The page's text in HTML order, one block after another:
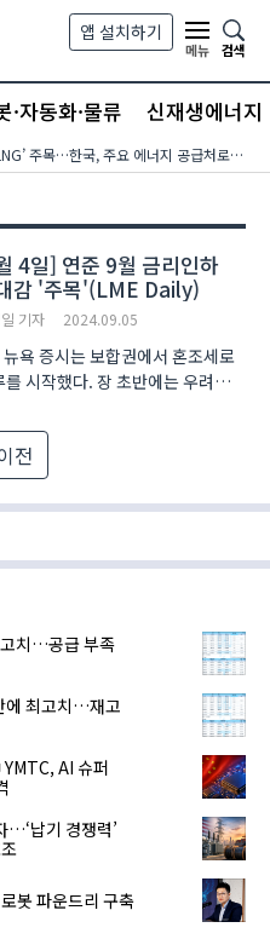
앱 설치하기
메뉴
검색
·자동화·물류 신재생에너지
[09:05] 지정학 위기 속 ‘북미 LNG’ 주목…한국, 주요 에너지 공급처로 확보해야
4일] 연준 9월 금리인하
감 '주목'(LME Daily)
기자 2024.09.05
욕 증시는 보합권에서 혼조세로
작했다. 장 초반에는 우려가
후 법무부에서 그간 증시 호황을
던 AAII 섹터의 선두주자인
아에 대해 반독점 혐의로 조사를
한다는 소식이..
전
치…공급 부족
에 최고치…재고
AI 슈퍼
…‘납기 경쟁력’
봇 파운드리 구축